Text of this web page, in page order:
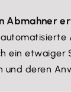
ein etwaiger
und deren